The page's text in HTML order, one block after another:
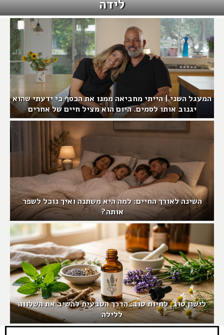
לידה
המעגל השני | הייתי מחביאה ממנו את הכסף כי ידעתי שהוא
יגנוב אותו לסמים. היום הוא מציל חיים של אחרים
השינה לאורך החיים: למה היא משתנה ואיך נוכל לשפר
אותה?
לישון טוב, לחיות טוב: הדרך הטבעית להשיב את השלווה
ללילה